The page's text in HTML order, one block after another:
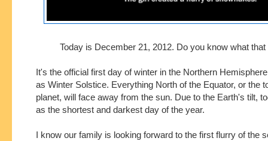
Today is December 21, 2012. Do you know what
It's the official first day of winter in the Northern
as Winter Solstice. Everything North of the Equator, or the
planet, will face away from the sun. Due to the Earth's tilt,
as the shortest and darkest day of the year.
I know our family is looking forward to the first flurry of the